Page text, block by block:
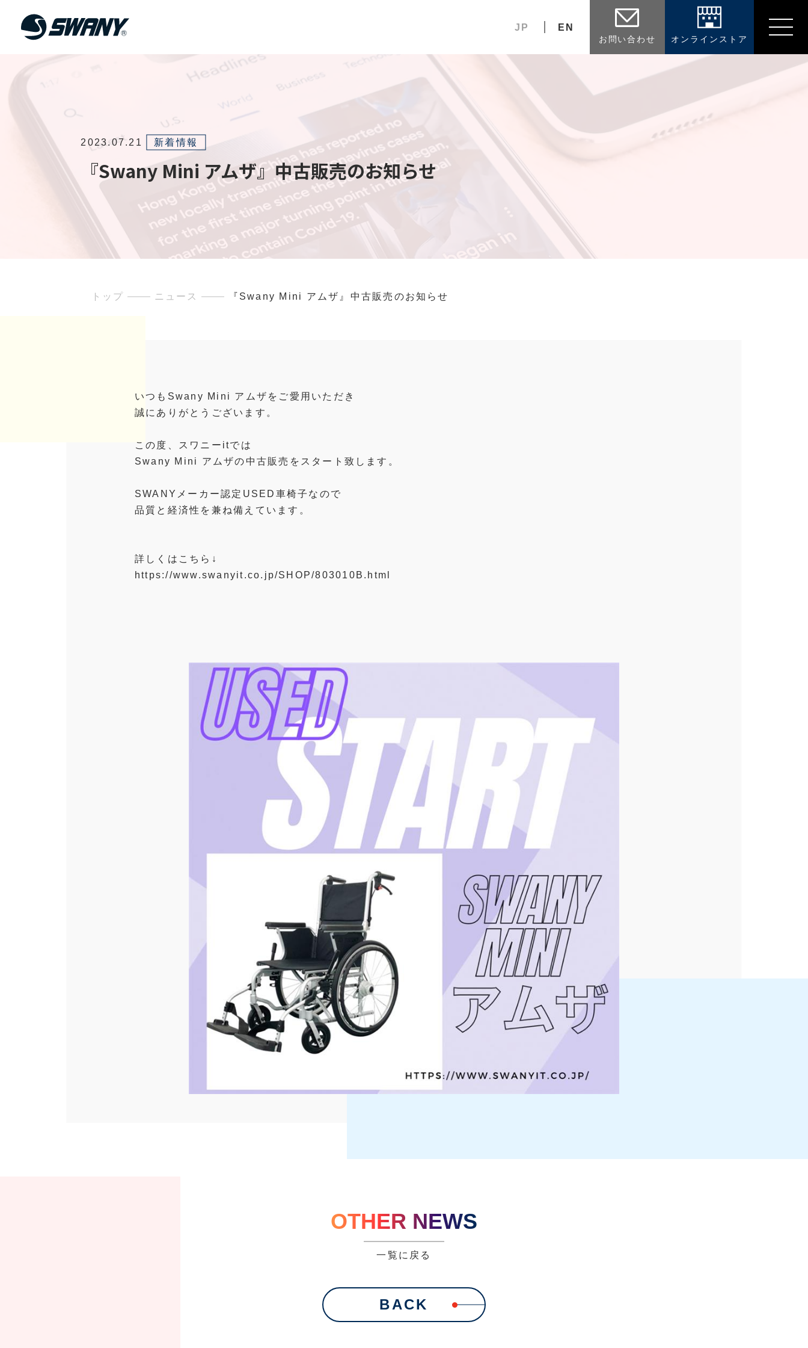
JP EN
お問い合わせ オンラインストア
2023.07.21 新着情報
『Swany Mini アムザ』中古販売のお知らせ
トップ ニュース 『Swany Mini アムザ』中古販売のお知らせ
いつもSwany Mini アムザをご愛用いただき
誠にありがとうございます。
この度、スワニーitでは
Swany Mini アムザの中古販売をスタート致します。
SWANYメーカー認定USED車椅子なので
品質と経済性を兼ね備えています。
詳しくはこちら↓
https://www.swanyit.co.jp/SHOP/803010B.html
OTHER NEWS
一覧に戻る
BACK